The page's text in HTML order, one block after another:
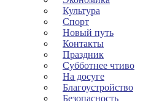
Культура
Спорт
Новый путь
Контакты
Праздник
Субботнее чтиво
На досуге
Благоустройство
Безопасность